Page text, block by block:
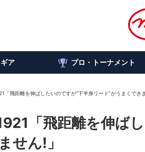
ギア プロ・トーナメント
「飛距離を伸ばしたいのですが“下半身リード”がうまくでき
「飛距離を伸ば
せん!」